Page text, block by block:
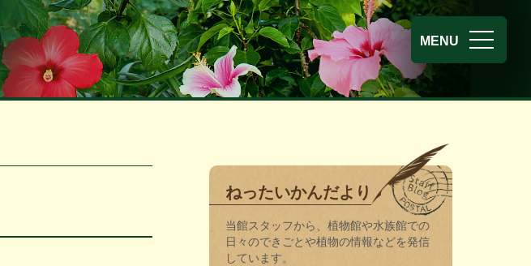
板橋区立 熱帯環境植
MENU
ねったいかんだより
当館スタッフから、植物館や水族館での
日々のできごとや植物の情報などを発信
しています。